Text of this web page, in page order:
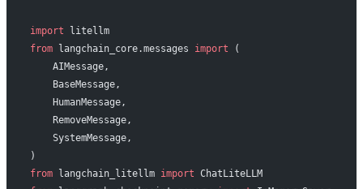
import litellm
from langchain_core.messages import (
    AIMessage,
    BaseMessage,
    HumanMessage,
    RemoveMessage,
    SystemMessage,
)
from langchain_litellm import ChatLiteLLM